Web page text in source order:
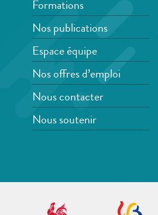
Formations
Nos publications
Espace équipe
Nos offres d’emploi
Nous contacter
Nous soutenir